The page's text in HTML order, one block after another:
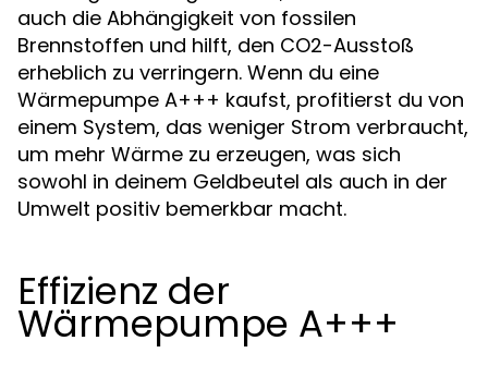
auch die Abhängigkeit von fossilen
Brennstoffen und hilft, den CO2-Ausstoß
erheblich zu verringern. Wenn du eine
Wärmepumpe A+++ kaufst, profitierst du von
einem System, das weniger Strom verbraucht,
um mehr Wärme zu erzeugen, was sich
sowohl in deinem Geldbeutel als auch in der
Umwelt positiv bemerkbar macht.
Effizienz der
Wärmepumpe A+++